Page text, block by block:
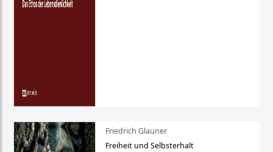
Friedrich Glauner
Freiheit und Selbsterhalt